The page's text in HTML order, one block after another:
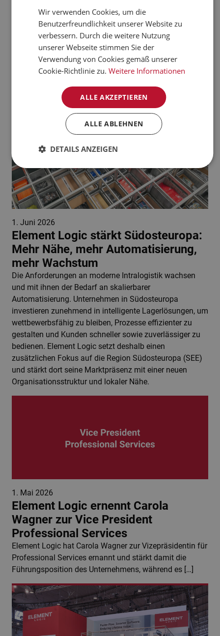
verarbeiten kann.
Jetzt mehr erfahren
Aktuelle News:
1. Juni 2026
Element Logic stärkt Südosteuropa:
Mehr Nähe, mehr Automatisierung,
mehr Wachstum
Die Anforderungen an moderne Intralogistik wachsen
und mit ihnen der Bedarf an skalierbarer
Automatisierung. Unternehmen in Südosteuropa
investieren zunehmend in intelligente Lagerlösungen, um
wettbewerbsfähig zu bleiben, Prozesse effizienter zu
gestalten und Kunden schneller sowie zuverlässiger zu
bedienen. Element Logic setzt deshalb einen
zusätzlichen Fokus auf die Region Südosteuropa (SEE)
und stärkt dort seine Marktpräsenz mit einer neuen
Organisationsstruktur und lokaler Nähe.
1. Mai 2026
Element Logic ernennt Carola
Wagner zur Vice President
Professional Services
Element Logic hat Carola Wagner zur Vizepräsidentin für
Professional Services ernannt und stärkt damit die
Führungsposition des Unternehmens, während es […]
FRENCH
DANISH
POLISH
ITALIAN
ENGLISH
Wir verwenden Cookies, um die
Benutzerfreundlichkeit unserer Website zu
verbessern. Durch die weitere Nutzung
unserer Webseite stimmen Sie der
Verwendung von Cookies gemäß unserer
Cookie-Richtlinie zu. Weitere Informationen
ALLE AKZEPTIEREN
ALLE ABLEHNEN
DETAILS ANZEIGEN